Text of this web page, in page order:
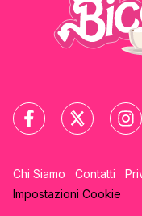
Chi Siamo Contatti
Impostazioni Cookie